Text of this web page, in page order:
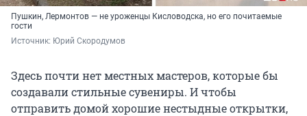
Пушкин, Лермонтов — не уроженцы Кисловодска, но его почитаемые
гости
Источник: Юрий Скородумов
Здесь почти нет местных мастеров, которые бы
создавали стильные сувениры. И чтобы
отправить домой хорошие нестыдные открытки,